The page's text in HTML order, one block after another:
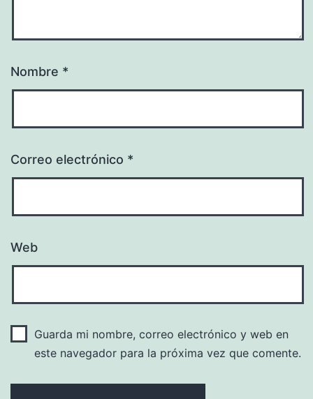
Nombre *
Correo electrónico *
Web
Guarda mi nombre, correo electrónico y web en
este navegador para la próxima vez que comente.